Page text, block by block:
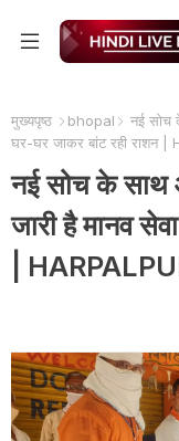
मुख्यपृष्ठ bhopal
नई सोच
घर-घर जाकर बांट रही राशन |
नई सोच के साथ
जारी है मानव
|